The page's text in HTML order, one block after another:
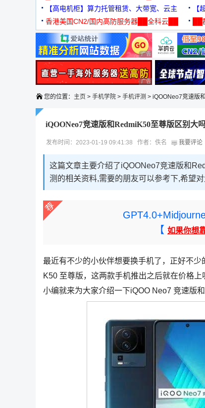
88
【高电机柜】算力托管租赁、大带宽、云主
机
【
香港美国CN2/国内高防服务器██全科云██
广告 商业广告，理性选择
广告 商业广告，理性选择
您的位置： 主页 > 手机学院 > 手机评测 > iQOONeo7竞速版
iQOONeo7竞速版和RedmiK50至尊版区别大
发布时间：2023-01-19 09:41:38 作者：佚名 我要评论
这篇文章主要介绍了iQOONeo7竞速版和
测的相关资料,需要的朋友可以参考下,希望
【 如果你想
最近有不少的小伙伴想要换手机了，正好不
K50 至尊版，这两款手机推出之后就在价格
小编就来为大家介绍一下iQOO Neo7 竞速版